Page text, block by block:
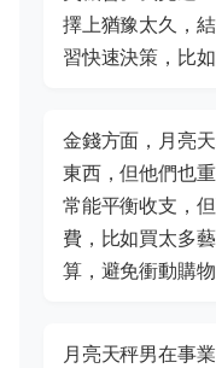
擇上猶豫太久，
習快速決策，比
金錢方面，月亮
東西，但他們也
常能平衡收支，
費，比如買太多
算，避免衝動購物
月亮天秤男在事